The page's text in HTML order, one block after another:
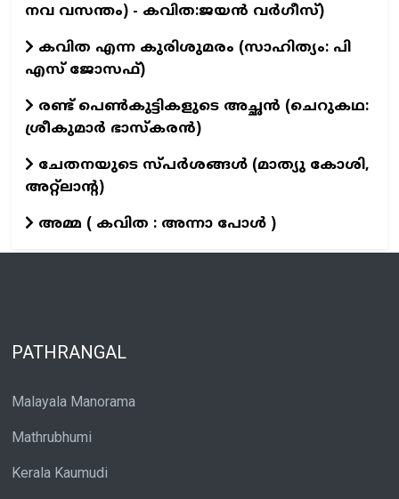
നവ വസന്തം) - കവിത:ജയൻ വർഗീസ്)
കവിത എന്ന കുരിശുമരം (സാഹിത്യം: പി
എസ് ജോസഫ്)
രണ്ട് പെൺകുട്ടികളുടെ അച്ഛൻ (ചെറുകഥ:
ശ്രീകുമാര്‍ ഭാസ്കരന്‍)
ചേതനയുടെ സ്പർശങ്ങൾ (മാത്യു കോശി,
അറ്റ്ലാന്റ)
അമ്മ ( കവിത : അന്നാ പോൾ )
PATHRANGAL
Malayala Manorama
Mathrubhumi
Kerala Kaumudi